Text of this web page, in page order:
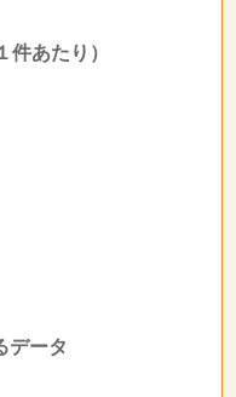
件あたり）
するデータ